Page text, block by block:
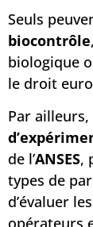
Seuls
biocontrôle
biologique
le droit
Par ailleurs,
de l’ANSES,
types de
d’évaluer
opérateurs